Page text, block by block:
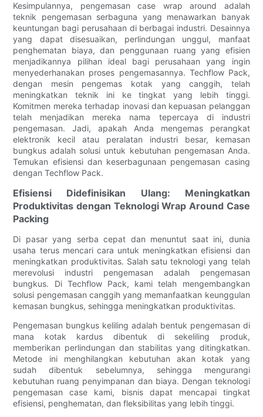
Kesimpulannya, pengemasan case wrap around adalah
teknik pengemasan serbaguna yang menawarkan banyak
keuntungan bagi perusahaan di berbagai industri. Desainnya
yang dapat disesuaikan, perlindungan unggul, manfaat
penghematan biaya, dan penggunaan ruang yang efisien
menjadikannya pilihan ideal bagi perusahaan yang ingin
menyederhanakan proses pengemasannya. Techflow Pack,
dengan mesin pengemas kotak yang canggih, telah
meningkatkan teknik ini ke tingkat yang lebih tinggi.
Komitmen mereka terhadap inovasi dan kepuasan pelanggan
telah menjadikan mereka nama tepercaya di industri
pengemasan. Jadi, apakah Anda mengemas perangkat
elektronik kecil atau peralatan industri besar, kemasan
bungkus adalah solusi untuk kebutuhan pengemasan Anda.
Temukan efisiensi dan keserbagunaan pengemasan casing
dengan Techflow Pack.
Efisiensi Didefinisikan Ulang: Meningkatkan
Produktivitas dengan Teknologi Wrap Around Case
Packing
Di pasar yang serba cepat dan menuntut saat ini, dunia
usaha terus mencari cara untuk meningkatkan efisiensi dan
meningkatkan produktivitas. Salah satu teknologi yang telah
merevolusi industri pengemasan adalah pengemasan
bungkus. Di Techflow Pack, kami telah mengembangkan
solusi pengemasan canggih yang memanfaatkan keunggulan
kemasan bungkus, sehingga meningkatkan produktivitas.
Pengemasan bungkus keliling adalah bentuk pengemasan di
mana kotak kardus dibentuk di sekeliling produk,
memberikan perlindungan dan stabilitas yang ditingkatkan.
Metode ini menghilangkan kebutuhan akan kotak yang
sudah dibentuk sebelumnya, sehingga mengurangi
kebutuhan ruang penyimpanan dan biaya. Dengan teknologi
pengemasan case kami, bisnis dapat mencapai tingkat
efisiensi, penghematan, dan fleksibilitas yang lebih tinggi.